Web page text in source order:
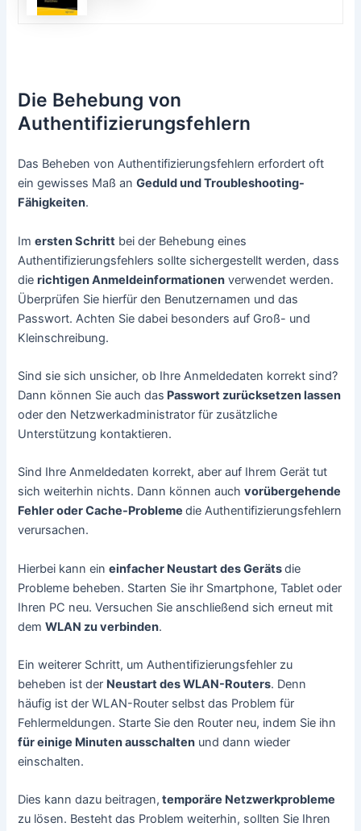
Die Behebung von
Authentifizierungsfehlern
Das Beheben von Authentifizierungsfehlern erfordert oft
ein gewisses Maß anGeduld und Troubleshooting-
Fähigkeiten.
Imersten Schritt bei der Behebung eines
Authentifizierungsfehlers sollte sichergestellt werden, dass
dierichtigen Anmeldeinformationen verwendet werden.
Überprüfen Sie hierfür den Benutzernamen und das
Passwort. Achten Sie dabei besonders auf Groß- und
Kleinschreibung.
Sind sie sich unsicher, ob Ihre Anmeldedaten korrekt sind?
Dann können Sie auch das Passwort zurücksetzen lassen
oder den Netzwerkadministrator für zusätzliche
Unterstützung kontaktieren.
Sind Ihre Anmeldedaten korrekt, aber auf Ihrem Gerät tut
sich weiterhin nichts. Dann können auchvorübergehende
Fehler oder Cache-Problemedie Authentifizierungsfehlern
verursachen.
Hierbei kann eineinfacher Neustart des Gerätsdie
Probleme beheben. Starten Sie ihr Smartphone, Tablet oder
Ihren PC neu. Versuchen Sie anschließend sich erneut mit
demWLAN zu verbinden.
Ein weiterer Schritt, um Authentifizierungsfehler zu
beheben ist der Neustart des WLAN-Routers. Denn
häufig ist der WLAN-Router selbst das Problem für
Fehlermeldungen. Starte Sie den Router neu, indem Sie ihn
für einige Minuten ausschalten und dann wieder
einschalten.
Dies kann dazu beitragen, temporäre Netzwerkprobleme
zu lösen. Besteht das Problem weiterhin, sollten Sie Ihren